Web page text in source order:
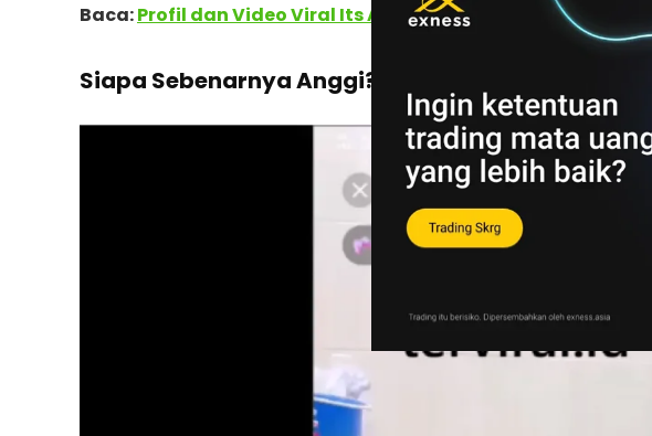
Baca:Profil dan Video Viral Its Anggi: Sosok yang Bikin
Siapa Sebenarnya Anggi?